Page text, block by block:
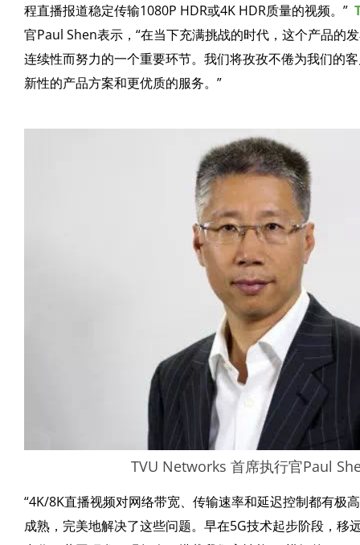
程直播报道稳定传输1080P HDR或4K HDR质量的视频。”
官Paul Shen表示，“在当下充满挑战的时代，这个产品的
连续性而努力的一个重要环节。我们将孜孜不倦为我们的
新性的产品方案和更优质的服务。”
TVU Networks 首席执行官Paul
“4K/8K直播视频对网络带宽、传输速率和延迟控制都有极
成熟，完美地解决了这些问题。早在5G技术起步阶段，移